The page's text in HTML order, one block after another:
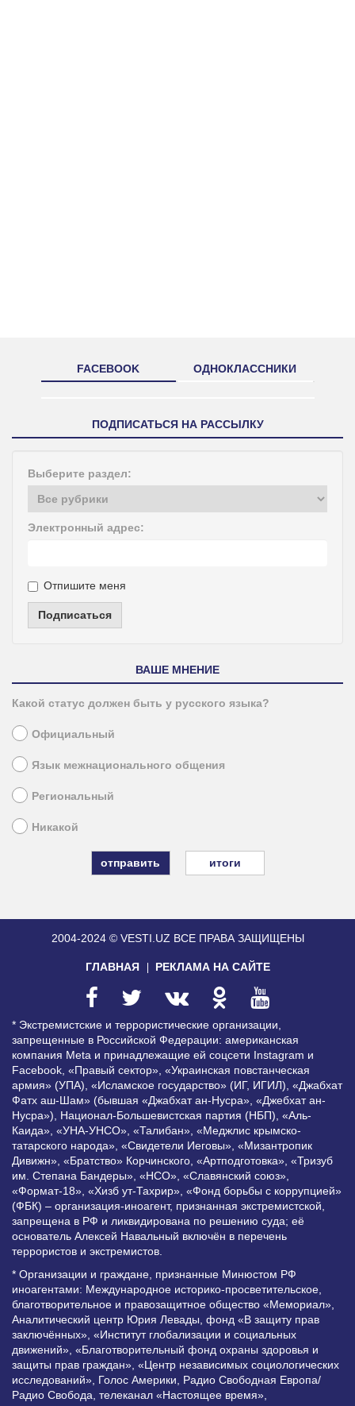
FACEBOOK ОДНОКЛАССНИКИ
ПОДПИСАТЬСЯ НА РАССЫЛКУ
Выберите раздел:
Электронный адрес:
Отпишите меня
Подписаться
ВАШЕ МНЕНИЕ
Какой статус должен быть у русского языка?
Официальный
Язык межнационального общения
Региональный
Никакой
итоги
2004-2024 © VESTI.UZ ВСЕ ПРАВА ЗАЩИЩЕНЫ
ГЛАВНАЯ РЕКЛАМА НА САЙТЕ
* Экстремистские и террористические организации,
запрещенные в Российской Федерации: американская
компания Meta и принадлежащие ей соцсети Instagram и
Facebook, «Правый сектор», «Украинская повстанческая
армия» (УПА), «Исламское государство» (ИГ, ИГИЛ), «Джабхат
Фатх аш-Шам» (бывшая «Джабхат ан-Нусра», «Джебхат ан-
Нусра»), Национал-Большевистская партия (НБП), «Аль-
Каида», «УНА-УНСО», «Талибан», «Меджлис крымско-
татарского народа», «Свидетели Иеговы», «Мизантропик
Дивижн», «Братство» Корчинского, «Артподготовка», «Тризуб
им. Степана Бандеры», «НСО», «Славянский союз»,
«Формат-18», «Хизб ут-Тахрир», «Фонд борьбы с коррупцией»
(ФБК) – организация-иноагент, признанная экстремистской,
запрещена в РФ и ликвидирована по решению суда; её
основатель Алексей Навальный включён в перечень
террористов и экстремистов.
* Организации и граждане, признанные Минюстом РФ
иноагентами: Международное историко-просветительское,
благотворительное и правозащитное общество «Мемориал»,
Аналитический центр Юрия Левады, фонд «В защиту прав
заключённых», «Институт глобализации и социальных
движений», «Благотворительный фонд охраны здоровья и
защиты прав граждан», «Центр независимых социологических
исследований», Голос Америки, Радио Свободная Европа/
Радио Свобода, телеканал «Настоящее время»,